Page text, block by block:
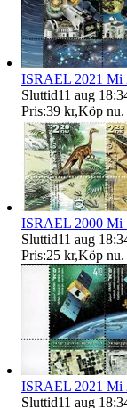
ISRAEL 2021
Sluttid11 aug
Pris:39 kr,Köp nu.
ISRAEL 2000
Sluttid11 aug
Pris:25 kr,Köp nu.
ISRAEL 2021
Sluttid11 aug